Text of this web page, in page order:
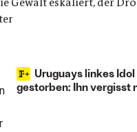
Uruguays linkes
gestorben: Ihn vergisst